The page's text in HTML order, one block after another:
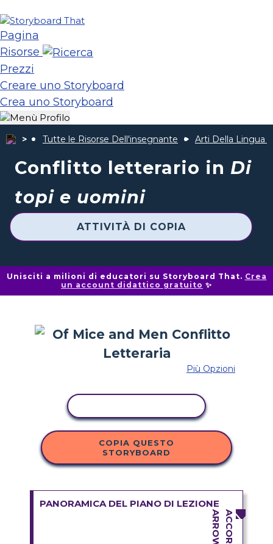
Pagina
Risorse
Prezzi
Creare uno Storyboard
Crea uno Storyboard
Tutte le Risorse Dell'insegnante Arti Della Lingua
Conflitto letterario in Di
topi e uomini
ATTIVITÀ DI COPIA
Unisciti a milioni di educatori su Storyboard That. Crea
un account didattico gratuito ✨
Più Opzioni
COPIA QUESTO
STORYBOARD
PANORAMICA DEL PIANO DI LEZIONE